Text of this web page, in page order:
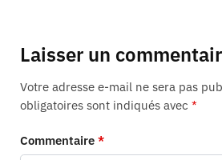
Laisser un
Votre adresse e-mail ne sera pas
obligatoires sont indiqués avec *
Commentaire *